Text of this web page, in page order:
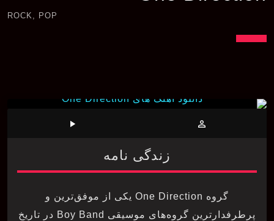
ROCK, POP
person_outline
play_arrow
زندگی نامه
گروه One Direction یکی از موفق‌ترین و
پرطرفدارترین گروه‌های موسیقی Boy Band در تاریخ